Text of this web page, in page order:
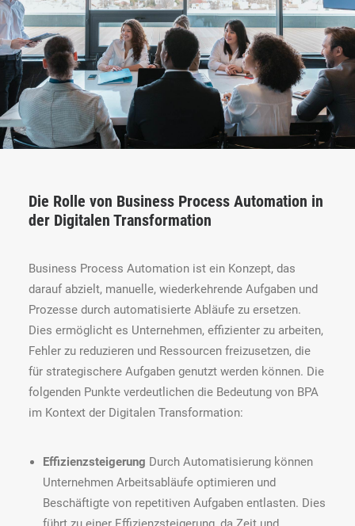
Die Rolle von Business Process Automation in
der Digitalen Transformation
Business Process Automation ist ein Konzept, das
darauf abzielt, manuelle, wiederkehrende Aufgaben und
Prozesse durch automatisierte Abläufe zu ersetzen.
Dies ermöglicht es Unternehmen, effizienter zu arbeiten,
Fehler zu reduzieren und Ressourcen freizusetzen, die
für strategischere Aufgaben genutzt werden können. Die
folgenden Punkte verdeutlichen die Bedeutung von BPA
im Kontext der Digitalen Transformation:
Effizienzsteigerung Durch Automatisierung können
Unternehmen Arbeitsabläufe optimieren und
Beschäftigte von repetitiven Aufgaben entlasten. Dies